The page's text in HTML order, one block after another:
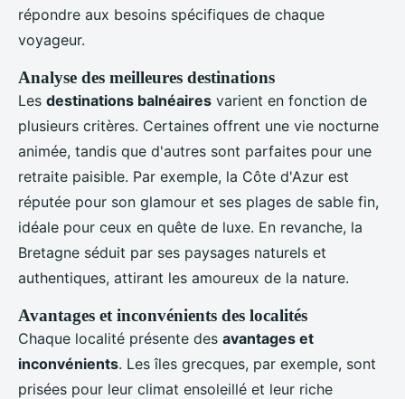
répondre aux besoins spécifiques de chaque
voyageur.
Analyse des meilleures destinations
Les destinations balnéaires varient en fonction de
plusieurs critères. Certaines offrent une vie nocturne
animée, tandis que d'autres sont parfaites pour une
retraite paisible. Par exemple, la Côte d'Azur est
réputée pour son glamour et ses plages de sable fin,
idéale pour ceux en quête de luxe. En revanche, la
Bretagne séduit par ses paysages naturels et
authentiques, attirant les amoureux de la nature.
Avantages et inconvénients des localités
Chaque localité présente des avantages et
inconvénients. Les îles grecques, par exemple, sont
prisées pour leur climat ensoleillé et leur riche